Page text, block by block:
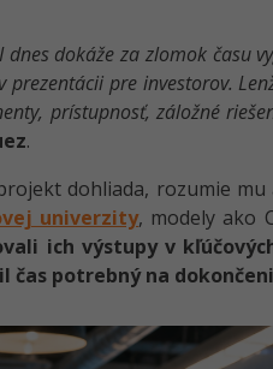
dnes dokáže za zlomok času
pre investorov.
prístupnosť, záložné
.
dohliada, rozumie
univerzity, modely ako
ich výstupy v
čas potrebný na